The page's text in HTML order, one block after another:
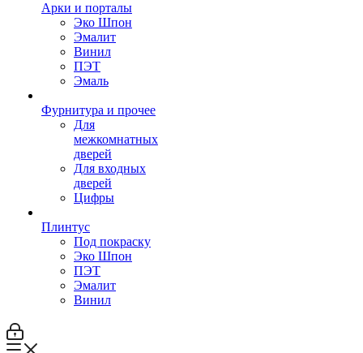
Арки и порталы
Эко Шпон
Эмалит
Винил
ПЭТ
Эмаль
Фурнитура и прочее
Для
межкомнатных
дверей
Для входных
дверей
Цифры
Плинтус
Под покраску
Эко Шпон
ПЭТ
Эмалит
Винил